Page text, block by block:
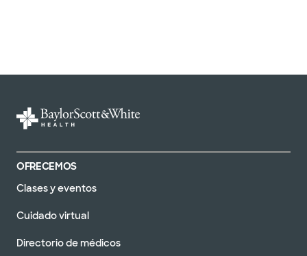
OFRECEMOS
Clases y eventos
Cuidado virtual
Directorio de médicos